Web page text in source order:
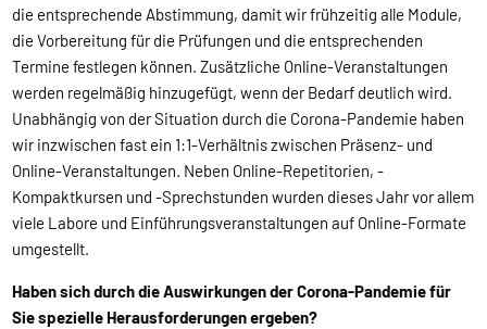
die entsprechende Abstimmung, damit wir frühzeitig alle Module,
die Vorbereitung für die Prüfungen und die entsprechenden
Termine festlegen können. Zusätzliche Online-Veranstaltungen
werden regelmäßig hinzugefügt, wenn der Bedarf deutlich wird.
Unabhängig von der Situation durch die Corona-Pandemie haben
wir inzwischen fast ein 1:1-Verhältnis zwischen Präsenz- und
Online-Veranstaltungen. Neben Online-Repetitorien, -
Kompaktkursen und -Sprechstunden wurden dieses Jahr vor allem
viele Labore und Einführungsveranstaltungen auf Online-Formate
umgestellt.
Haben sich durch die Auswirkungen der Corona-Pandemie für
Sie spezielle Herausforderungen ergeben?